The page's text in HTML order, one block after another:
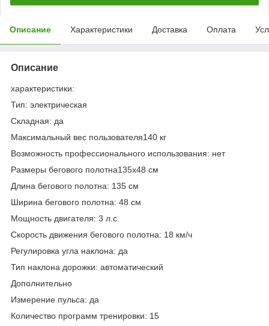
Описание Характеристики Доставка Оплата
Описание
характеристики:
Тип: электрическая
Складная: да
Максимальный вес пользователя140 кг
Возможность профессионального использования: нет
Размеры бегового полотна135х48 см
Длина бегового полотна: 135 см
Ширина бегового полотна: 48 см
Мощность двигателя: 3 л.с.
Скорость движения бегового полотна: 18 км/ч
Регулировка угла наклона: да
Тип наклона дорожки: автоматический
Дополнительно
Измерение пульса: да
Количество программ тренировки: 15